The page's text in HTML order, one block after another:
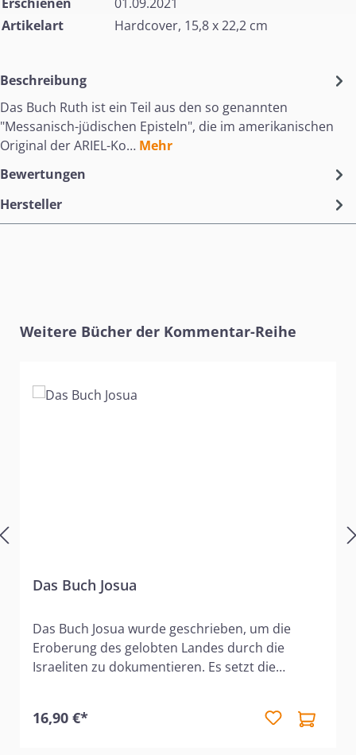
Artikelart
Hardcover, 15,8 x 22,2 cm
Beschreibung
Das Buch Ruth ist ein Teil aus den so genannten
"Messanisch-jüdischen Episteln", die im amerikanischen
Original der ARIEL-Ko… Mehr
Bewertungen
Hersteller
Produktgalerie überspringen
Weitere Bücher der Kommentar-Reihe
Das Buch Josua
Das Buch Josua wurde geschrieben, um die
Eroberung des gelobten Landes durch die
Israeliten zu dokumentieren. Es setzt die
deckt den Zeitraum von der Eroberung bis zur
16,90 €*